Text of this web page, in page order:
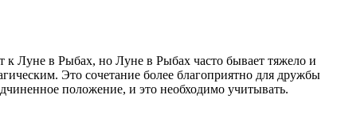
Луне в Рыбах, но Луне в Рыбах часто бывает тяжело и
Это сочетание более благоприятно для дружбы
положение, и это необходимо учитывать.